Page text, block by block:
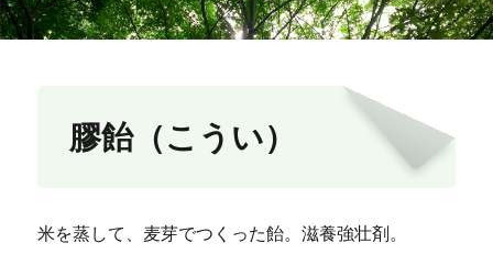
膠飴（こうい）
米を蒸して、麦芽でつくった飴。滋養強壮剤。